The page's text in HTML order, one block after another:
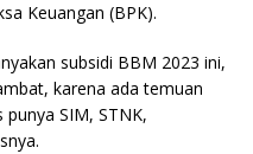
Keuangan (BPK).
subsidi BBM 2023 ini,
karena ada temuan
SIM, STNK,